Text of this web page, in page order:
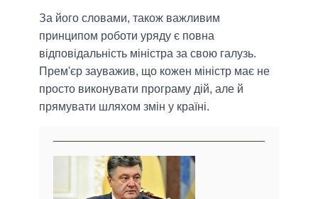
За його словами, також важливим
принципом роботи уряду є повна
відповідальність міністра за свою галузь.
Прем'єр зауважив, що кожен міністр має не
просто виконувати програму дій, але й
прямувати шляхом змін у країні.